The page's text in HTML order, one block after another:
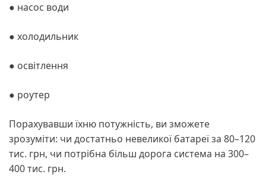
● насос води
● холодильник
● освітлення
● роутер
Порахувавши їхню потужність, ви зможете
зрозуміти: чи достатньо невеликої батареї за 80–120
тис. грн, чи потрібна більш дорога система на 300–
400 тис. грн.